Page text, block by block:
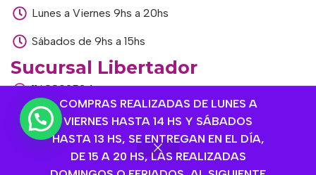
COMPRAS REALIZADAS DE LUNES A
VIERNES HASTA 14 HS Y SÁBADOS
HASTA 13 HS, SE ENTREGAN EN EL DÍA,
DE 15 A 20 HS, LAS REALIZADAS
Lunes a Viernes 9hs a 20hs
Sábados de 9hs a 15hs
Sucursal Libertador
1168893524
Av. del Libertador 1915, Vte. López, Provincia de
Buenos Aires
Lunes a Viernes de 9hs a 13hs / 16hs a 20hs